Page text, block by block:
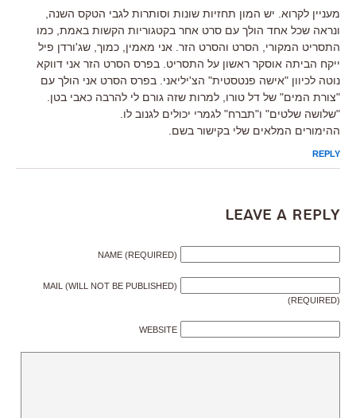
מעניין לקרוא. יש המון תחזיות שונות וסותרות לגבי הטקס השנה,
ונראה שכל אחד הולך עם סרט אחר בקטגוריות הקשות באמת, כמו
התסריט המקורי, הסרט והסרט הזר. אני מאמין, כמוך, שג'ורדן פיל
ייקח הביתה אוסקר ראשון על התסריט. בפרס הסרט הזר אני דווקא
נוטה לכיוון "אישה פנטסטית" הצ'יליאני. בפרס הסרט אני הולך עם
"צורת המים" של דל טורו, למרות שזה גורם לי להרבה כאבי בטן.
"שלושה שלטים" ו"תברח" לגמרי יכולים לגנוב לו.
ההימורים המלאים שלי בקישור בשם.
REPLY
Leave a Reply
NAME (REQUIRED)
MAIL (WILL NOT BE PUBLISHED)
(REQUIRED)
WEBSITE